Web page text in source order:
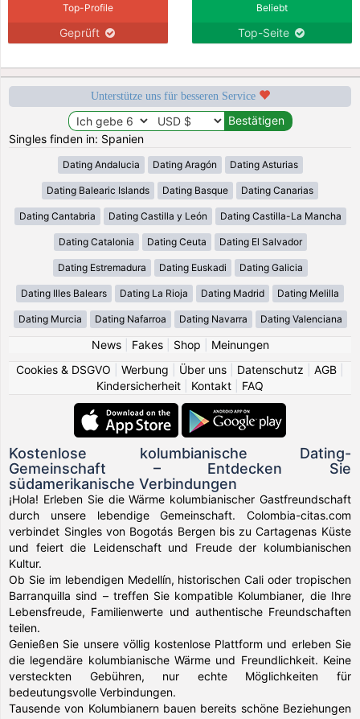
Top-Profile
Geprüft
Beliebt
Top-Seite
Unterstütze uns für besseren Service
Singles finden in: Spanien
Dating Andalucia Dating Aragón Dating Asturias
Dating Balearic Islands Dating Basque Dating Canarias
Dating Cantabria Dating Castilla y León Dating Castilla-La Mancha
Dating Catalonia Dating Ceuta Dating El Salvador
Dating Estremadura Dating Euskadi Dating Galicia
Dating Illes Balears Dating La Rioja Dating Madrid Dating Melilla
Dating Murcia Dating Nafarroa Dating Navarra Dating Valenciana
News| Fakes| Shop
Meinungen
Cookies & DSGVO
Werbung Über uns Datenschutz AGB
Kindersicherheit
Kontakt FAQ
Kostenlose kolumbianische Dating-
Gemeinschaft – Entdecken Sie
südamerikanische Verbindungen
¡Hola! Erleben Sie die Wärme kolumbianischer Gastfreundschaft
durch unsere lebendige Gemeinschaft. Colombia-citas.com
verbindet Singles von Bogotás Bergen bis zu Cartagenas Küste
und feiert die Leidenschaft und Freude der kolumbianischen
Kultur.
Ob Sie im lebendigen Medellín, historischen Cali oder tropischen
Barranquilla sind – treffen Sie kompatible Kolumbianer, die Ihre
Lebensfreude, Familienwerte und authentische Freundschaften
teilen.
Genießen Sie unsere völlig kostenlose Plattform und erleben Sie
die legendäre kolumbianische Wärme und Freundlichkeit. Keine
versteckten Gebühren, nur echte Möglichkeiten für
bedeutungsvolle Verbindungen.
Tausende von Kolumbianern bauen bereits schöne Beziehungen